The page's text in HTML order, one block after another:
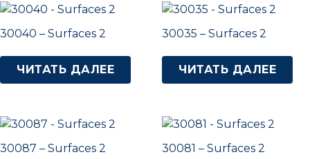
30040 – Surfaces 2
ЧИТАТЬ ДАЛЕЕ
30035 – Surfaces 2
ЧИТАТЬ ДАЛЕЕ
30087 – Surfaces 2 30081 – Surfaces 2